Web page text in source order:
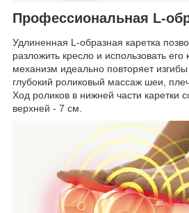
Профессиональная L-
Удлиненная L-образная каретка
разложить кресло и использовать
механизм идеально повторяет
глубокий роликовый массаж шеи,
Ход роликов в нижней части каретки
верхней - 7 см.